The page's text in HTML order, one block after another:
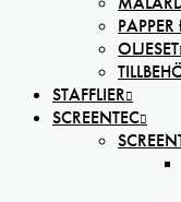
OLJESET
STAFFLIER
SCREENTEC